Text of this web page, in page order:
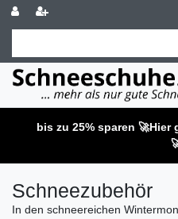
bis zu 25% sparen 🚀Hier
Schneezubehör
In den schneereichen